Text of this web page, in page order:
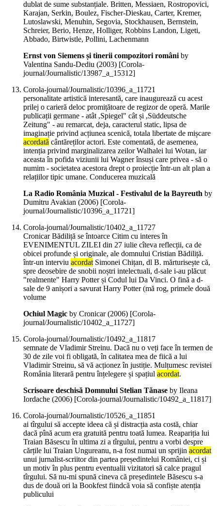
dublat de sume substanțiale. Britten, Messiaen, Rostropovici,
Karajan, Serkin, Boulez, Fischer-Dieskau, Carter, Kremer,
Lutoslawski, Menuhin, Segovia, Stockhausen, Bernstein,
Schreier, Berio, Henze, Holliger, Robbins Landon, Ligeti,
Abbado, Birtwistle, Pollini, Lachenmann
Ernst von Siemens și tinerii compozitori româniby
Valentina Sandu-Dediu (2003) [Corola-
journal/Journalistic/13987_a_15312]
Corola-journal/Journalistic/10396_a_11721
personalitate artistică interesantă, care inaugurează cu acest
prilej o carieră deloc promițătoare de regizor de operă. Marile
publicații germane - atât ,Spiegel" cât și ,Süddeutsche
Zeitung" - au remarcat, deja, caracterul static, lipsa de
imaginație privind acțiunea scenică, totala libertate de mișcare
acordată cântăreților actori. Este comentată, de asemenea,
intenția privind marginalizarea zeilor Walhalei lui Wotan, iar
aceasta în pofida viziunii lui Wagner însuși care privea - să o
numim - societatea acestora drept o proiecție într-un alt plan a
relațiilor tipic umane. Conducerea muzicală
La Radio România Muzical - Festivalul de la Bayreuth by
Dumitru Avakian (2006) [Corola-
journal/Journalistic/10396_a_11721]
Corola-journal/Journalistic/10402_a_11727
Cronicar Bădiliță se întoarce Citim cu interes în
EVENIMENTUL ZILEI din 27 iulie cîteva reflecții, ca de
obicei profunde și originale, ale domnului Cristian Bădiliță.
într-un interviu acordatSimonei Chițan, dl B. mărturisește că,
spre deosebire de snobii noștri intelectuali, d-sale i-au plăcut
"realmente" Harry Potter și Codul lui Da Vinci. O fină a d-
sale de 9 anișori a savurat Harry Potter (mă rog, primele două
volume
Ochiul Magic by Cronicar (2006) [Corola-
journal/Journalistic/10402_a_11727]
Corola-journal/Journalistic/10492_a_11817
semnate de Vladimir Streinu. Dacă nu o veți face în termen de
30 de zile voi fi obligată, în calitatea mea de fiică a lui
Vladimir Streinu, să vă acționez în justiție. Mulțumesc revistei
România literară pentru înțelegere și spațiul acordat.
Scrisoare deschisă Domnului Stelian Tănase by Ileana
Iordache (2006) [Corola-journal/Journalistic/10492_a_11817]
Corola-journal/Journalistic/10526_a_11851
ai tîrgului să accepte ideea că și distracția asta costă, chiar
dacă pînă acum era gratuită pentru toată lumea. Reapariția lui
Traian Băsescu în ultima zi a tîrgului, pentru a vorbi despre
cărțile lui Traian Ungureanu, n-a fost numai un sprijin acordat
unui jurnalist-scriitor din partea președintelui României, ci și
un motiv în plus pentru eventualii vizitatori să calce pragul
tîrgului. Să nu-mi spună cineva că președintele Băsescu s-a
dus de două ori la Bookfest fiindcă voia să confiște atenția
publicului